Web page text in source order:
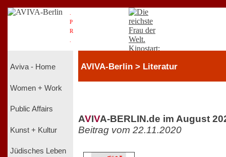
P
R
Aviva - Home
Women + Work
Public Affairs
Kunst + Kultur
Jüdisches Leben
AVIVA-Berlin > Literatur
AVIVA-BERLIN.de im August
Beitrag vom 22.11.2020